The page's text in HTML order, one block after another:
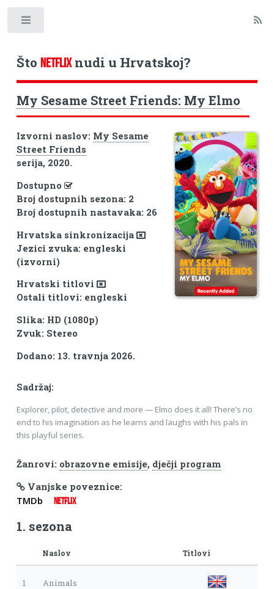
Što NETFLIXnudi u Hrvatskoj?
My Sesame Street Friends: My Elmo
Izvorni naslov: My Sesame
Street Friends
serija, 2020.
Dostupno
Broj dostupnih sezona: 2
Broj dostupnih nastavaka: 26
Hrvatska sinkronizacija
Jezici zvuka: engleski
(izvorni)
Hrvatski titlovi
Ostali titlovi: engleski
Slika: HD (1080p)
Zvuk: Stereo
Dodano: 13. travnja 2026.
Sadržaj:
Explorer, pilot, detective and more — Elmo does it all! There’s no
end to his imagination as he learns and laughs with his pals in
this playful series.
Žanrovi: obrazovne emisije, dječji program
Vanjske poveznice:
TMDb NETFLIX
1. sezona
Naslov Titlovi
1 Animals